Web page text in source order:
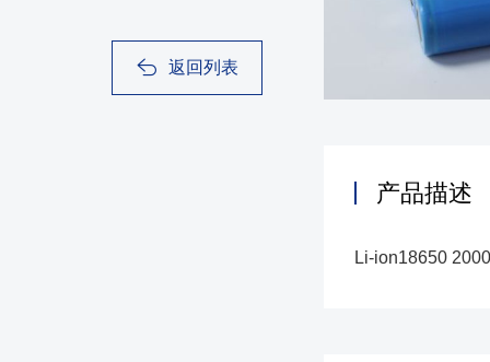
返回列表
产品描述
Li-ion18650